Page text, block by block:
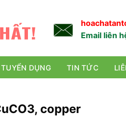
Email liên
TUYỂN DỤNG TIN TỨC
copper